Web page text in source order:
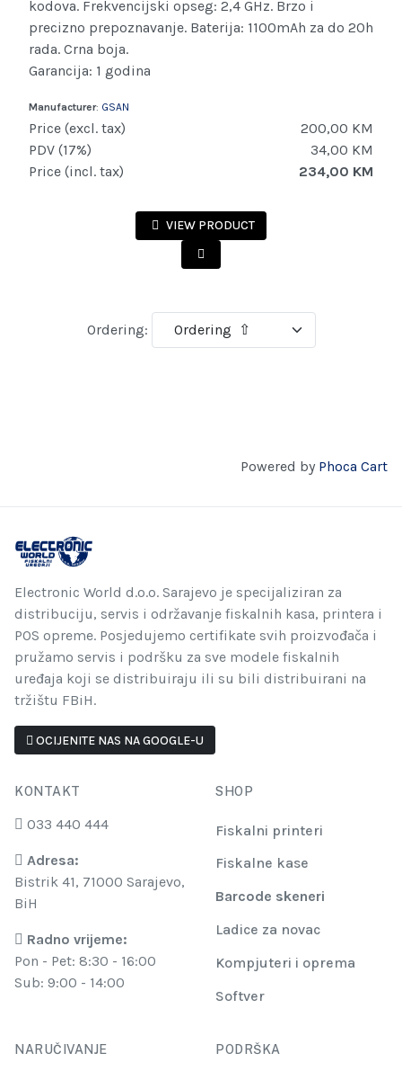
kodova. Frekvencijski opseg: 2,4 GHz. Brzo i
precizno prepoznavanje. Baterija: 1100mAh za do 20h
rada. Crna boja.
Garancija: 1 godina
Manufacturer: GSAN
Price (excl. tax)
200,00 KM
PDV (17%)
34,00 KM
Price (incl. tax)
234,00 KM
VIEW PRODUCT
Ordering:
Powered by Phoca Cart
Electronic World d.o.o. Sarajevo je specijaliziran za
distribuciju, servis i održavanje fiskalnih kasa, printera i
POS opreme. Posjedujemo certifikate svih proizvođača i
pružamo servis i podršku za sve modele fiskalnih
uređaja koji se distribuiraju ili su bili distribuirani na
tržištu FBiH.
OCIJENITE NAS NA GOOGLE-U
KONTAKT
033 440 444
Adresa:
Bistrik 41, 71000 Sarajevo,
BiH
Radno vrijeme:
Pon - Pet: 8:30 - 16:00
Sub: 9:00 - 14:00
SHOP
Fiskalni printeri
Fiskalne kase
Barcode skeneri
Ladice za novac
Kompjuteri i oprema
Softver
NARUČIVANJE PODRŠKA